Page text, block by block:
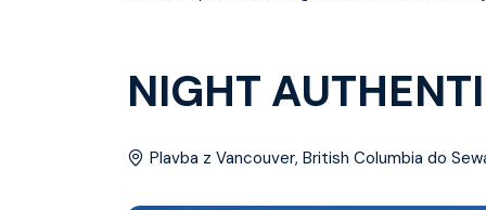
NIGHT
Plavba z Vancouver, British Columbia do